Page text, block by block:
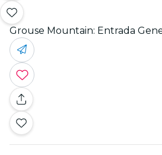
Grouse Mountain: Entrada